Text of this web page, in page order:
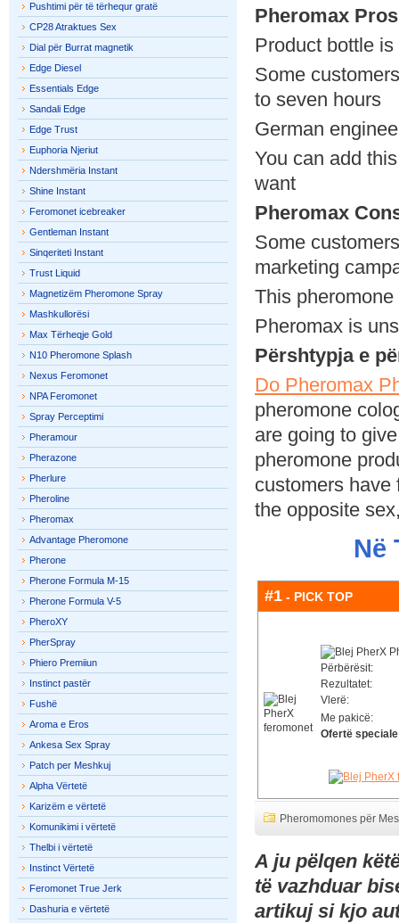
Pheromax
Product bottle
Some
to seven hours
German
You can add
want
Pheromax
Some
marketing
This
Pheromax is
Përshtypja e
Do Pheromax
pheromone
are going to
pheromone
customers have
the opposite
Në
#1 - PICK TOP
Përbërësit:
Rezultatet:
Vlerë:
Me pakicë:
Ofertë
Pheromomones për
A ju pëlqen
të vazhduar
artikuj si kjo
Pushtimi për të tërhequr gratë
CP28 Atraktues Sex
Dial për Burrat magnetik
Edge Diesel
Essentials Edge
Sandali Edge
Edge Trust
Euphoria Njeriut
Ndershmëria Instant
Shine Instant
Feromonet icebreaker
Gentleman Instant
Sinqeriteti Instant
Trust Liquid
Magnetizëm Pheromone Spray
Mashkullorësi
Max Tërheqje Gold
N10 Pheromone Splash
Nexus Feromonet
NPA Feromonet
Spray Perceptimi
Pheramour
Pherazone
Pherlure
Pheroline
Pheromax
Advantage Pheromone
Pherone
Pherone Formula M-15
Pherone Formula V-5
PheroXY
PherSpray
Phiero Premiiun
Instinct pastër
Fushë
Aroma e Eros
Ankesa Sex Spray
Patch per Meshkuj
Alpha Vërtetë
Karizëm e vërtetë
Komunikimi i vërtetë
Thelbi i vërtetë
Instinct Vërtetë
Feromonet True Jerk
Dashuria e vërtetë